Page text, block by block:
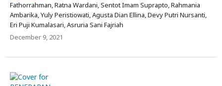
Fathorrahman, Ratna Wardani, Sentot Imam Suprapto, Rahmania
Ambarika, Yuly Peristiowati, Agusta Dian Ellina, Devy Putri Nursanti,
Eri Puji Kumalasari, Asruria Sani Fajriah
December 9, 2021